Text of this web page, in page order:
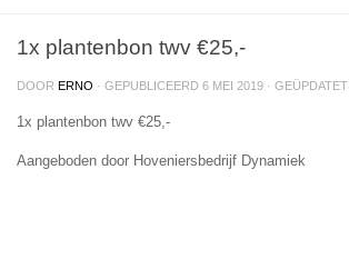
1x plantenbon twv €25,-
DOOR ERNO · GEPUBLICEERD 6 MEI 2019 · GEÜPDATET
1x plantenbon twv €25,-
Aangeboden door Hoveniersbedrijf Dynamiek